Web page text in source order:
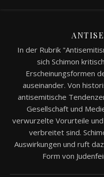
In der Rubrik
sich Schimon
Erscheinungsformen
auseinander. Von
antisemitische
Gesellschaft und
verwurzelte Vorurteile
verbreitet sind.
Auswirkungen und ruft
Form von